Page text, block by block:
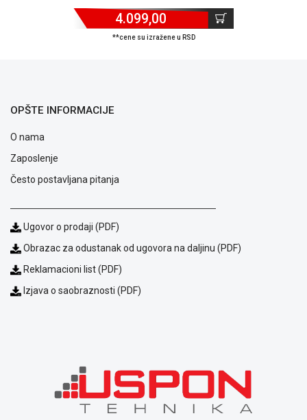
reklamacije
Usluge
prijava
Politika
privatnosti
Politika
Provera
garancije
Kontakt
WEB
4.099,00
**cene su izražene u RSD
OPŠTE INFORMACIJE
O nama
Zaposlenje
Često postavljana pitanja
Ugovor o prodaji (PDF)
Obrazac za odustanak od ugovora na daljinu (PDF)
Reklamacioni list (PDF)
Izjava o saobraznosti (PDF)